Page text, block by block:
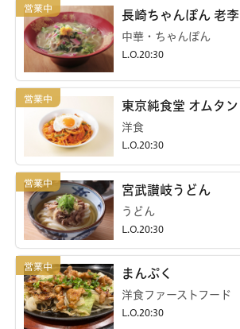
長崎ちゃんぽん 老李
中華・ちゃんぽん
L.O.20:30
東京純食堂 オムタン
洋食
L.O.20:30
宮武讃岐うどん
うどん
L.O.20:30
まんぷく
洋食ファーストフード
L.O.20:30